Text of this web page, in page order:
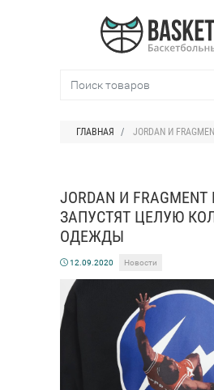
ГЛАВНАЯ JORDAN И FRAGMENT DESIGN
JORDAN И FRAGMENT
ЗАПУСТЯТ ЦЕЛУЮ
ОДЕЖДЫ
12.09.2020 Новости